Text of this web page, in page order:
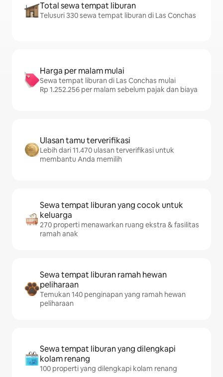
Total sewa tempat liburan
Telusuri 330 sewa tempat liburan di Las Conchas
Harga per malam mulai
Sewa tempat liburan di Las Conchas mulai
Rp 1.252.256 per malam sebelum pajak dan biaya
Ulasan tamu terverifikasi
Lebih dari 11.470 ulasan terverifikasi untuk
membantu Anda memilih
Sewa tempat liburan yang cocok untuk
keluarga
270 properti menawarkan ruang ekstra & fasilitas
ramah anak
Sewa tempat liburan ramah hewan
peliharaan
Temukan 140 penginapan yang ramah hewan
peliharaan
Sewa tempat liburan yang dilengkapi
kolam renang
100 properti yang dilengkapi kolam renang